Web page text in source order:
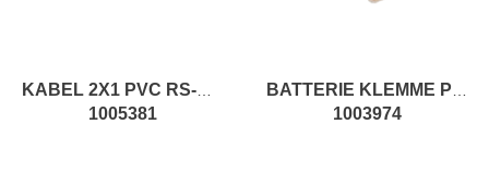
1005381 1003974